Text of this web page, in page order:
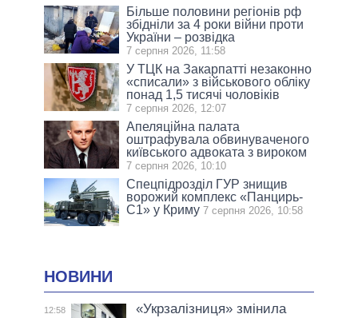
Більше половини регіонів рф
збідніли за 4 роки війни проти
України – розвідка
7 серпня 2026, 11:58
У ТЦК на Закарпатті незаконно
«списали» з військового обліку
понад 1,5 тисячі чоловіків
7 серпня 2026, 12:07
Апеляційна палата
оштрафувала обвинуваченого
київського адвоката з вироком
7 серпня 2026, 10:10
Спецпідрозділ ГУР знищив
ворожий комплекс «Панцирь-
С1» у Криму 7 серпня 2026, 10:58
НОВИНИ
12:58
«Укрзалізниця» змінила